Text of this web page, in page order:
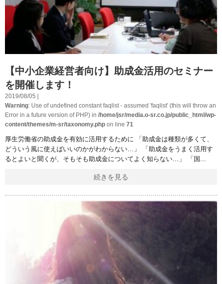
【中小企業経営者向け】助成金活用のセミナー
を開催します！
2019/08/05 |
Warning: Use of undefined constant faqlist - assumed 'faqlist' (this will throw an
Error in a future version of PHP) in /home/jsr/media.o-sr.co.jp/public_html/wp-
content/themes/m-sr/taxonomy.php on line 71
厚生労働省の助成金を有効に活用するために 「助成金は種類が多くて、
どういう風に使えばいいのかがわからない…」 「助成金をうまく活用す
るとよいと聞くが、そもそも助成金についてよく知らない…」 「国
続きを見る